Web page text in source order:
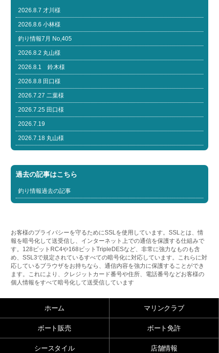
2026.8.7 才川様
2026.8.6 小林様
釣り情報7月 No,405
2026.8.2 丸山様
2026.8.1 鈴木様
2026.8.8 田口様
2026.7.27 二葉様
2026.7.25 田口様
2026.7.19
2026.7.18 丸山様
過去の記事はこちら
釣り情報過去の記事
お客様のプライバシーを守るためにSSLを使用しています。SSLとは、情
報を暗号化して送受信し、インターネット上での通信を保護する仕組みで
す。128ビットRC4や168ビットTripleDESなど、非常に強力なものも含
め、SSL3で規定されているすべての暗号化に対応しています。これらに対
応しているブラウザをお持ちなら、通信内容を強力に保護することができ
ます。これにより、クレジットカード番号や住所、電話番号などお客様の
個人情報をすべて暗号化して送受信しています
ホーム マリンクラブ
ボート販売 ボート免許
シースタイル 店舗情報